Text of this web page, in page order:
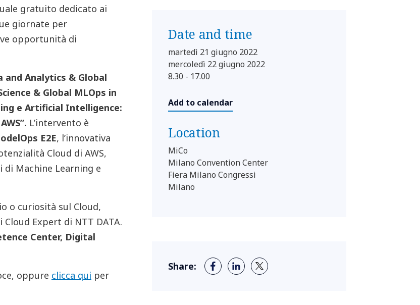
gratuito dedicato ai
giornate per
opportunità di
and Analytics & Global
& Global MLOps in
e Artificial Intelligence:
L’intervento è
E2E, l’innovativa
Cloud di AWS,
Machine Learning e
o curiosità sul Cloud,
Expert di NTT DATA.
Center, Digital
oppure clicca qui per
Date and time
martedì 21 giugno 2022
mercoledì 22 giugno 2022
8.30 - 17.00
Add to calendar
Location
MiCo
Milano Convention Center
Fiera Milano Congressi
Milano
Share: